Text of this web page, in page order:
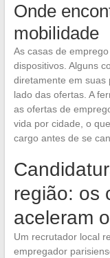
Onde
mobilidade
As casas de
dispositivos. Alguns
diretamente em suas
lado das ofertas. A
as ofertas de
vida por cidade, o
cargo antes de se
região: os
aceleram
Um recrutador local
empregador